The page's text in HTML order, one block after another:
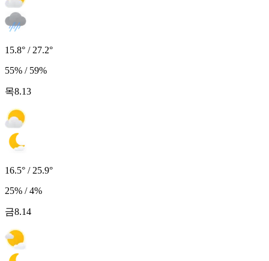
15.8° / 27.2°
55% / 59%
목8.13
16.5° / 25.9°
25% / 4%
금8.14